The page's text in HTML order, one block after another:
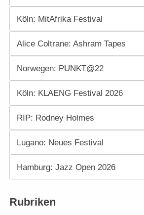
Köln: MitAfrika Festival
Alice Coltrane: Ashram Tapes
Norwegen: PUNKT@22
Köln: KLAENG Festival 2026
RIP: Rodney Holmes
Lugano: Neues Festival
Hamburg: Jazz Open 2026
Rubriken